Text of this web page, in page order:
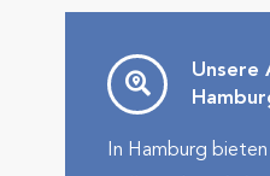
Unsere
In Hamburg